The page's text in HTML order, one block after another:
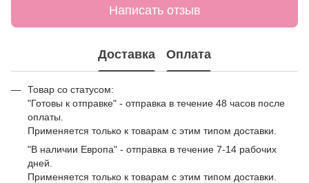
Написать отзыв
Доставка Оплата
Товар со статусом:
"Готовы к отправке" - отправка в течение 48 часов после
оплаты.
Применяется только к товарам с этим типом доставки.
"В наличии Европа" - отправка в течение 7-14 рабочих
дней.
Применяется только к товарам с этим типом доставки.